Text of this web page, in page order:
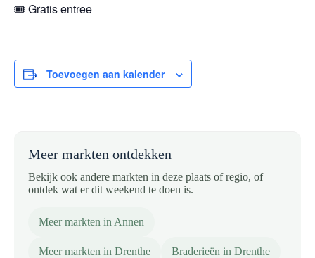
🎟️ Gratis entree
Toevoegen aan kalender
Meer markten ontdekken
Bekijk ook andere markten in deze plaats of regio, of
ontdek wat er dit weekend te doen is.
Meer markten in Annen
Meer markten in Drenthe Braderieën in Drenthe